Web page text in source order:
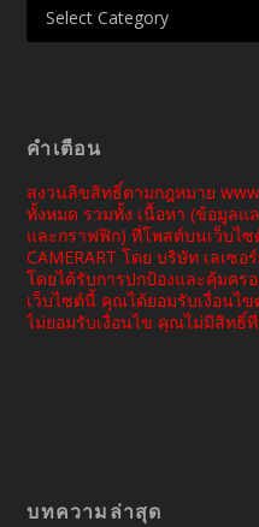
คำเตือน
สงวนลิขสิทธิ์ตามกฎหมาย
ทั้งหมด รวมทั้ง เนื้อหา (ข้อมูลแ
และกราฟฟิก) ที่โพสต์บนเว็บไ
CAMERART โดย บริษัท เลเซ
โดยได้รับการปกป้องและคุ้มคร
เว็บไซต์นี้ คุณได้ยอมรับเงื่อนไ
ไม่ยอมรับเงื่อนไข คุณไม่มีสิทธิ์
บทความล่าสุด